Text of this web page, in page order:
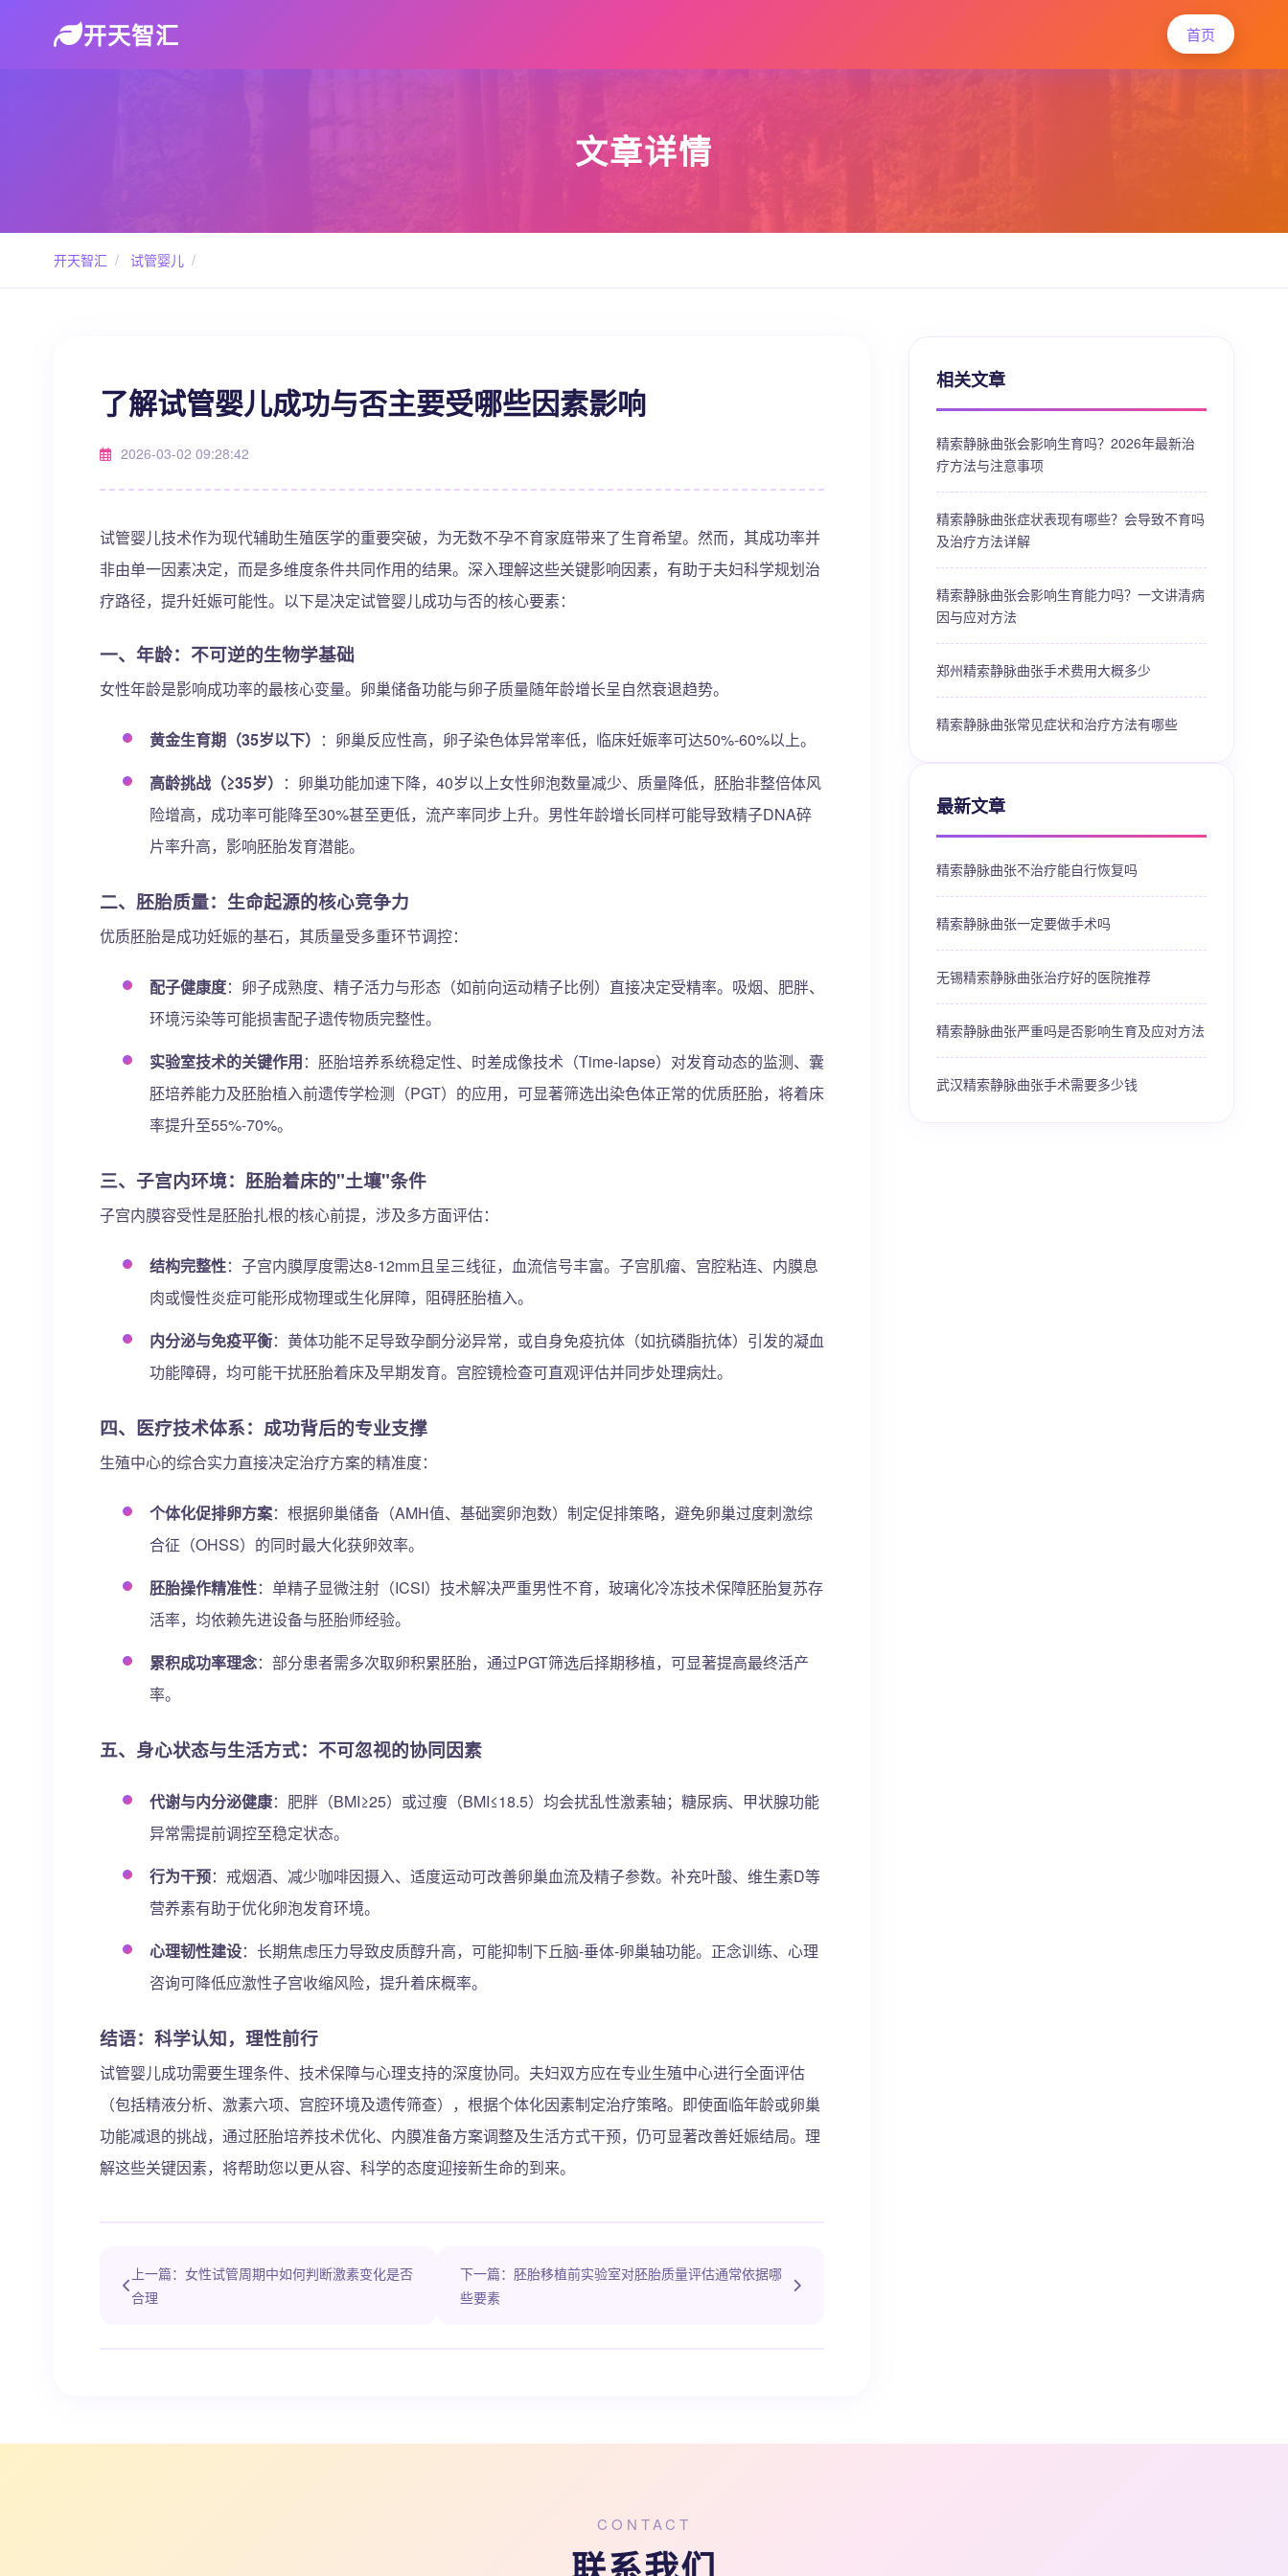
开天智汇 首页
文章详情
开天智汇 / 试管婴儿 /
了解试管婴儿成功与否主要受哪些因素影响
2026-03-02 09:28:42
试管婴儿技术作为现代辅助生殖医学的重要突破，为无数不孕不育家庭带来了生育希望。然而，其成功率并
非由单一因素决定，而是多维度条件共同作用的结果。深入理解这些关键影响因素，有助于夫妇科学规划治
疗路径，提升妊娠可能性。以下是决定试管婴儿成功与否的核心要素：
一、 年龄：不可逆的生物学基础
女性年龄是影响成功率的最核心变量。卵巢储备功能与卵子质量随年龄增长呈自然衰退趋势。
黄金生育期（35岁以下） ：卵巢反应性高，卵子染色体异常率低，临床妊娠率可达50%-60%以上。
高龄挑战（≥35岁） ：卵巢功能加速下降，40岁以上女性卵泡数量减少、质量降低，胚胎非整倍体风
险增高，成功率可能降至30%甚至更低，流产率同步上升。男性年龄增长同样可能导致精子DNA碎
片率升高，影响胚胎发育潜能。
二、 胚胎质量：生命起源的核心竞争力
优质胚胎是成功妊娠的基石，其质量受多重环节调控：
配子健康度：卵子成熟度、精子活力与形态（如前向运动精子比例）直接决定受精率。吸烟、肥胖、
环境污染等可能损害配子遗传物质完整性。
实验室技术的关键作用：胚胎培养系统稳定性、时差成像技术（Time-lapse）对发育动态的监测、囊
胚培养能力及胚胎植入前遗传学检测（PGT）的应用，可显著筛选出染色体正常的优质胚胎，将着床
率提升至55%-70%。
三、 子宫内环境：胚胎着床的"土壤"条件
子宫内膜容受性是胚胎扎根的核心前提，涉及多方面评估：
结构完整性：子宫内膜厚度需达8-12mm且呈三线征，血流信号丰富。子宫肌瘤、宫腔粘连、内膜息
肉或慢性炎症可能形成物理或生化屏障，阻碍胚胎植入。
内分泌与免疫平衡：黄体功能不足导致孕酮分泌异常，或自身免疫抗体（如抗磷脂抗体）引发的凝血
功能障碍，均可能干扰胚胎着床及早期发育。宫腔镜检查可直观评估并同步处理病灶。
四、 医疗技术体系：成功背后的专业支撑
生殖中心的综合实力直接决定治疗方案的精准度：
个体化促排卵方案：根据卵巢储备（AMH值、基础窦卵泡数）制定促排策略，避免卵巢过度刺激综
合征（OHSS）的同时最大化获卵效率。
胚胎操作精准性：单精子显微注射（ICSI）技术解决严重男性不育，玻璃化冷冻技术保障胚胎复苏存
活率，均依赖先进设备与胚胎师经验。
累积成功率理念：部分患者需多次取卵积累胚胎，通过PGT筛选后择期移植，可显著提高最终活产
率。
五、 身心状态与生活方式：不可忽视的协同因素
代谢与内分泌健康：肥胖（BMI≥25）或过瘦（BMI≤18.5）均会扰乱性激素轴；糖尿病、甲状腺功能
异常需提前调控至稳定状态。
行为干预：戒烟酒、减少咖啡因摄入、适度运动可改善卵巢血流及精子参数。补充叶酸、维生素D等
营养素有助于优化卵泡发育环境。
心理韧性建设：长期焦虑压力导致皮质醇升高，可能抑制下丘脑-垂体-卵巢轴功能。正念训练、心理
咨询可降低应激性子宫收缩风险，提升着床概率。
结语：科学认知，理性前行
试管婴儿成功需要生理条件、技术保障与心理支持的深度协同。夫妇双方应在专业生殖中心进行全面评估
（包括精液分析、激素六项、宫腔环境及遗传筛查），根据个体化因素制定治疗策略。即使面临年龄或卵巢
功能减退的挑战，通过胚胎培养技术优化、内膜准备方案调整及生活方式干预，仍可显著改善妊娠结局。理
解这些关键因素，将帮助您以更从容、科学的态度迎接新生命的到来。
上一篇：女性试管周期中如何判断激素变化是否
合理
下一篇：胚胎移植前实验室对胚胎质量评估通常依据哪
些要素
相关文章
精索静脉曲张会影响生育吗？2026年最新治
疗方法与注意事项
精索静脉曲张症状表现有哪些？会导致不育吗
及治疗方法详解
精索静脉曲张会影响生育能力吗？一文讲清病
因与应对方法
郑州精索静脉曲张手术费用大概多少
精索静脉曲张常见症状和治疗方法有哪些
最新文章
精索静脉曲张不治疗能自行恢复吗
精索静脉曲张一定要做手术吗
无锡精索静脉曲张治疗好的医院推荐
精索静脉曲张严重吗是否影响生育及应对方法
武汉精索静脉曲张手术需要多少钱
CONTACT